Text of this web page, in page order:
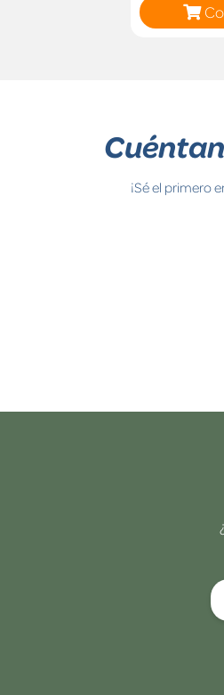
¡Sé el primero